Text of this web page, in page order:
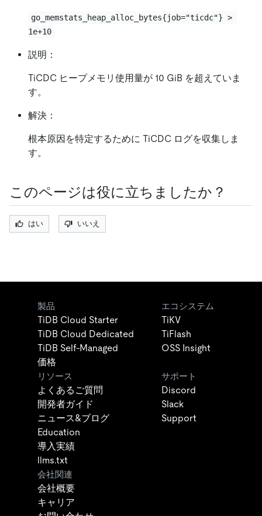
go_memstats_heap_alloc_bytes{job="ticdc"} >
1e+10
説明：
TiCDC ヒープメモリ使用量が 10 GiB を超えていま
す。
解決：
根本原因を特定するために TiCDC ログを収集しま
す。
このページは役に立ちましたか？
はい いいえ
製品
TiDB Cloud Starter
TiDB Cloud Dedicated
TiDB Self-Managed
価格
エコシステム
TiKV
TiFlash
OSS Insight
リソース
よくあるご質問
開発者ガイド
ニュース&ブログ
Education
導入実績
llms.txt
サポート
Discord
Slack
Support
会社関連
会社概要
キャリア